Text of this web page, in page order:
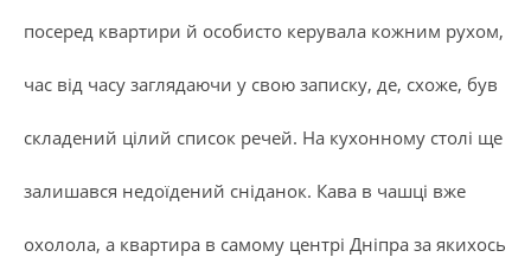
посеред квартири й особисто керувала кожним рухом,
час від часу заглядаючи у свою записку, де, схоже, був
складений цілий список речей. На кухонному столі ще
залишався недоїдений сніданок. Кава в чашці вже
охолола, а квартира в самому центрі Дніпра за якихось